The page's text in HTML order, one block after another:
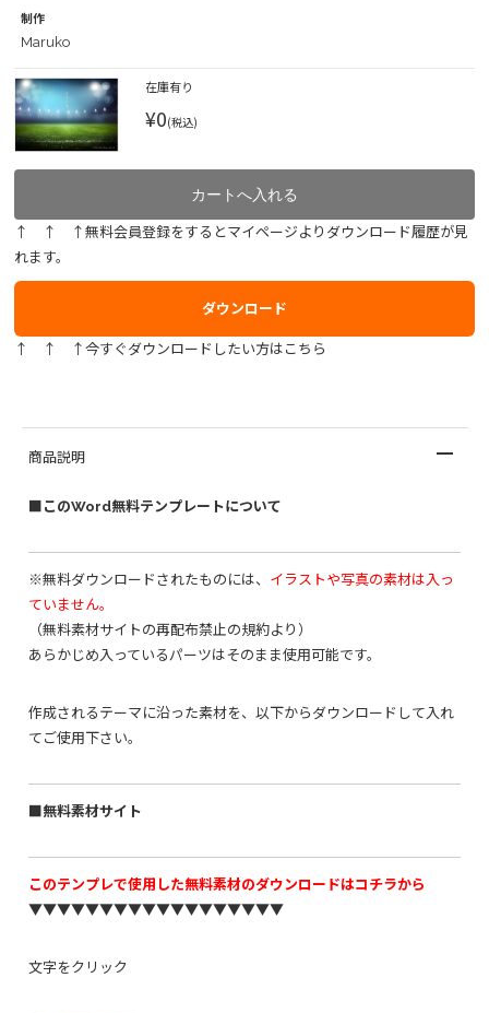
制作
Maruko
在庫有り
¥0(税込)
↑ ↑ ↑無料会員登録をするとマイページよりダウンロード履歴が見
れます。
ダウンロード
↑ ↑ ↑今すぐダウンロードしたい方はこちら
商品説明
■このWord無料テンプレートについて
※無料ダウンロードされたものには、 イラストや写真の素材は入っ
ていません。
（無料素材サイトの再配布禁止の規約より）
あらかじめ入っているパーツはそのまま使用可能です。
作成されるテーマに沿った素材を、以下からダウンロードして入れ
てご使用下さい。
■無料素材サイト
このテンプレで使用した無料素材のダウンロードはコチラから
▼▼▼▼▼▼▼▼▼▼▼▼▼▼▼▼▼▼
文字をクリック